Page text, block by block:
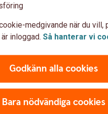
Anslut
För att
en kod
medgivande när du
inloggad. Så hanterar vi
Godkänn alla cookies
Bara nödvändiga cookies